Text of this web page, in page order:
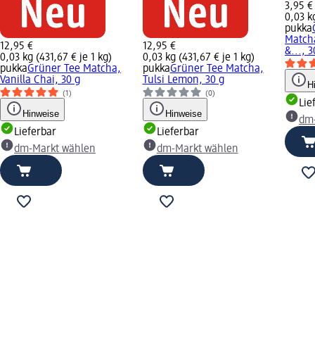
12,95 €
0,03 kg (431,67 € je 1 kg)
pukkaGrüner Tee Matcha,
Vanilla Chai, 30 g
(1)
Hinweise
Lieferbar
dm-Markt wählen
12,95 €
0,03 kg (431,67 € je 1 kg)
pukkaGrüner Tee Matcha,
Tulsi Lemon, 30 g
(0)
Hinweise
Lieferbar
dm-Markt wählen
3,95 €
0,03
pukka
&...,